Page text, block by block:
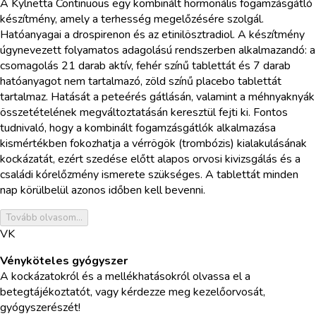
A Kylnetta Continuous egy kombinált hormonális fogamzásgátló
készítmény, amely a terhesség megelőzésére szolgál.
Hatóanyagai a drospirenon és az etinilösztradiol. A készítmény
úgynevezett folyamatos adagolású rendszerben alkalmazandó: a
csomagolás 21 darab aktív, fehér színű tablettát és 7 darab
hatóanyagot nem tartalmazó, zöld színű placebo tablettát
tartalmaz. Hatását a peteérés gátlásán, valamint a méhnyaknyák
összetételének megváltoztatásán keresztül fejti ki. Fontos
tudnivaló, hogy a kombinált fogamzásgátlók alkalmazása
kismértékben fokozhatja a vérrögök (trombózis) kialakulásának
kockázatát, ezért szedése előtt alapos orvosi kivizsgálás és a
családi kórelőzmény ismerete szükséges. A tablettát minden
nap körülbelül azonos időben kell bevenni.
Tovább olvasom...
VK
Vényköteles gyógyszer
A kockázatokról és a mellékhatásokról olvassa el a
betegtájékoztatót, vagy kérdezze meg kezelőorvosát,
gyógyszerészét!